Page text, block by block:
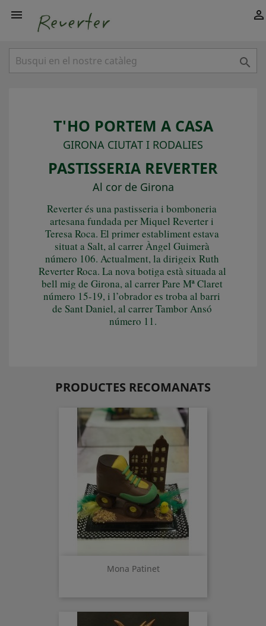
 

T'HO PORTEM A CASA
GIRONA CIUTAT I RODALIES
PASTISSERIA REVERTER
Al cor de Girona
Reverter és una pastisseria i bomboneria
artesana fundada per Miquel Reverter i
Teresa Roca. El primer establiment estava
situat a Salt, al carrer Àngel Guimerà
número 106. Actualment, la dirigeix Ruth
Reverter Roca. La nova botiga està situada al
bell mig de Girona, al carrer Pare Mª Claret
número 15-19, i l’obrador es troba al barri
de Sant Daniel, al carrer Tambor Ansó
número 11.
PRODUCTES RECOMANATS
Mona Patinet